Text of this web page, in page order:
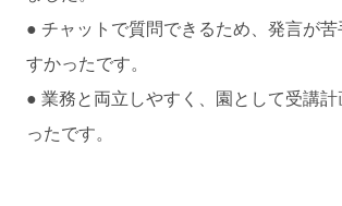
● チャットで質問できるため、発言が
すかったです。
● 業務と両立しやすく、園として受講
ったです。